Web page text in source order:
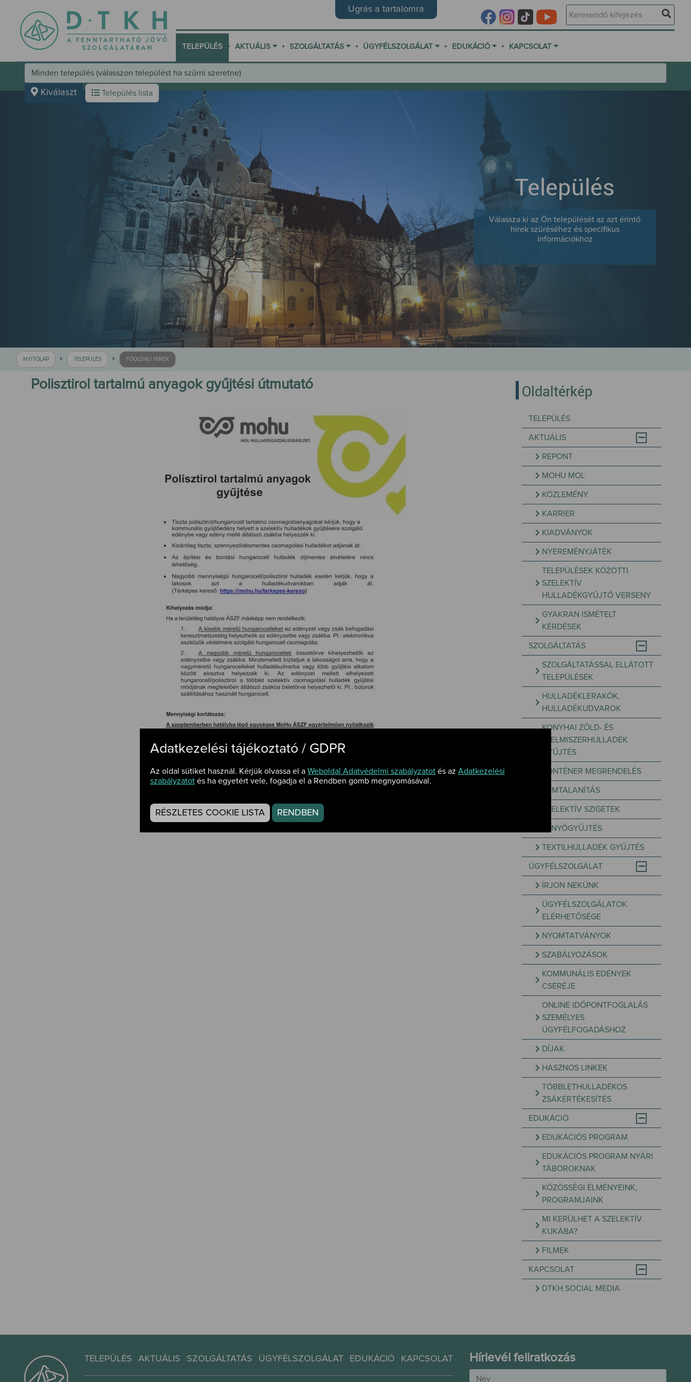
Adatkezelési tájékoztató / GDPR
Az oldal sütiket használ. Kérjük olvassa el a Weboldal Adatvédelmi szabályzatot és az Adatkezelési
szabályzatot és ha egyetért vele, fogadja el a Rendben gomb megnyomásával.
RÉSZLETES COOKIE LISTA RENDBEN
Ugrás a tartalomra
TELEPÜLÉS • AKTUÁLIS • SZOLGÁLTATÁS • ÜGYFÉLSZOLGÁLAT • EDUKÁCIÓ • KAPCSOLAT
Kiválaszt Település lista
Település
Válassza ki az Ön települését az azt érintő
hírek szűréséhez és specifikus
információkhoz
NYITÓLAP TELEPÜLÉS FŐOLDALI HÍREK
Polisztirol tartalmú anyagok gyűjtési útmutató Oldaltérkép
TELEPÜLÉS
AKTUÁLIS
REPONT
MOHU MOL
KÖZLEMÉNY
KARRIER
KIADVÁNYOK
NYEREMÉNYJÁTÉK
TELEPÜLÉSEK KÖZÖTTI
SZELEKTÍV
HULLADÉKGYŰJTŐ VERSENY
GYAKRAN ISMÉTELT
KÉRDÉSEK
SZOLGÁLTATÁS
SZOLGÁLTATÁSSAL ELLÁTOTT
TELEPÜLÉSEK
HULLADÉKLERAKÓK,
HULLADÉKUDVAROK
KONYHAI ZÖLD- ÉS
ÉLELMISZERHULLADÉK
GYŰJTÉS
KONTÉNER MEGRENDELÉS
LOMTALANÍTÁS
SZELEKTÍV SZIGETEK
FENYŐGYŰJTÉS
TEXTILHULLADÉK GYŰJTÉS
ÜGYFÉLSZOLGÁLAT
ÍRJON NEKÜNK
ÜGYFÉLSZOLGÁLATOK
ELÉRHETŐSÉGE
NYOMTATVÁNYOK
SZABÁLYOZÁSOK
KOMMUNÁLIS EDÉNYEK
CSERÉJE
ONLINE IDŐPONTFOGLALÁS
SZEMÉLYES
ÜGYFÉLFOGADÁSHOZ
DÍJAK
HASZNOS LINKEK
TÖBBLETHULLADÉKOS
ZSÁKÉRTÉKESÍTÉS
EDUKÁCIÓ
EDUKÁCIÓS PROGRAM
EDUKÁCIÓS PROGRAM NYÁRI
TÁBOROKNAK
KÖZÖSSÉGI ÉLMÉNYEINK,
PROGRAMJAINK
MI KERÜLHET A SZELEKTÍV
KUKÁBA?
FILMEK
KAPCSOLAT
DTKH SOCIAL MEDIA
TELEPÜLÉS AKTUÁLIS SZOLGÁLTATÁS ÜGYFÉLSZOLGÁLAT EDUKÁCIÓ KAPCSOLAT Hírlevél feliratkozás